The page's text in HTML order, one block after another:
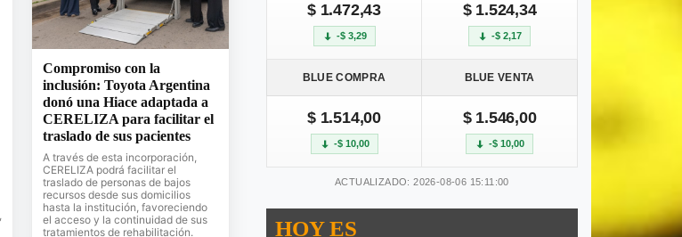
Compromiso con la
inclusión: Toyota Argentina
donó una Hiace adaptada a
CERELIZA para facilitar el
traslado de sus pacientes
A través de esta incorporación,
CERELIZA podrá facilitar el
traslado de personas de bajos
recursos desde sus domicilios
hasta la institución, favoreciendo
el acceso y la continuidad de sus
tratamientos de rehabilitación.
$ 1.472,43
-$ 3,29
$ 1.524,34
-$ 2,17
BLUE COMPRA BLUE VENTA
$ 1.514,00
-$ 10,00
$ 1.546,00
-$ 10,00
ACTUALIZADO: 2026-08-06 15:11:00
HOY ES